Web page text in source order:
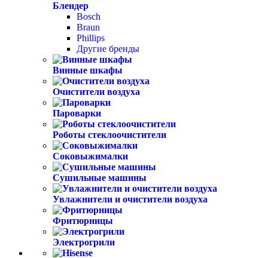
Блендер
Bosch
Braun
Phillips
Другие бренды
Винные шкафы
Очистители воздуха
Пароварки
Роботы стеклоочистители
Соковыжималки
Сушильные машины
Увлажнители и очистители воздуха
Фритюрницы
Электрогрили